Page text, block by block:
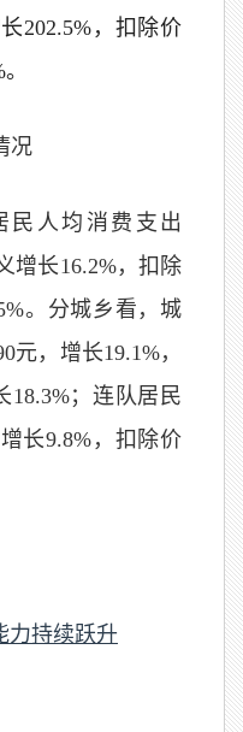
202.5%，扣除价
况
民人均消费支出
增长16.2%，扣除
。分城乡看，城
元，增长19.1%，
；连队居民
长9.8%，扣除价
力持续跃升